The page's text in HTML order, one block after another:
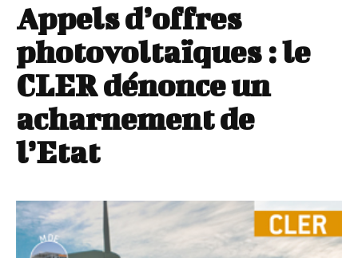
Appels d’offres
photovoltaïques : le
CLER dénonce un
acharnement de
l’Etat